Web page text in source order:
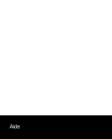
Aide